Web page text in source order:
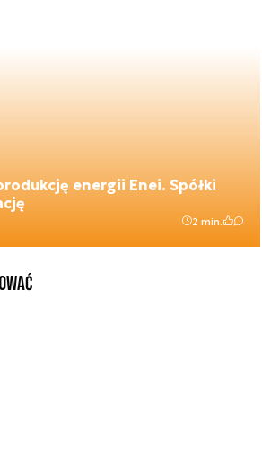
energii Enei. Spółki
2 min.